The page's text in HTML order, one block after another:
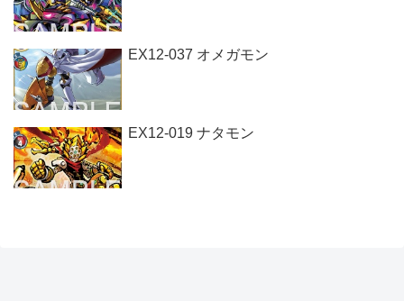
EX12-037 オメガモン
EX12-019 ナタモン